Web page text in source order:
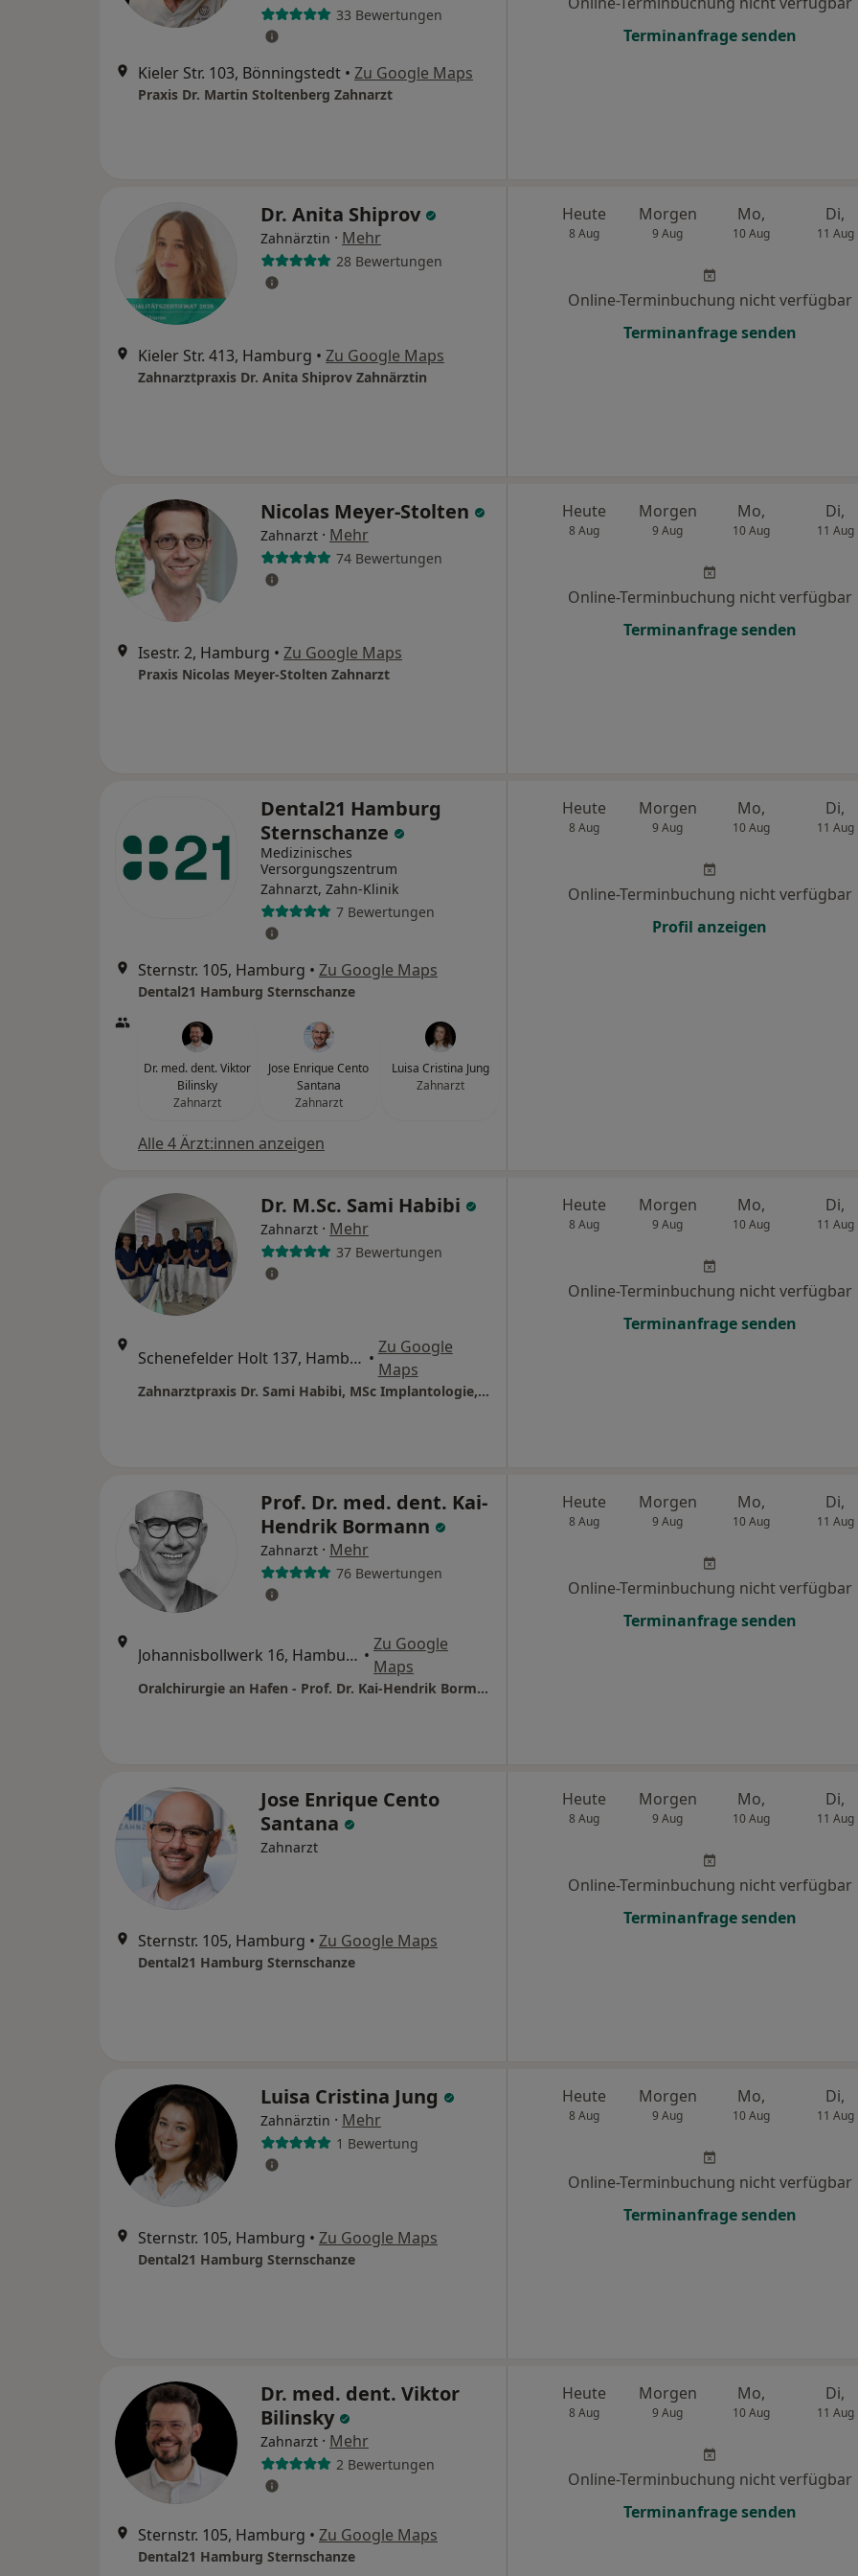
33 Bewertungen
Kieler Str. 103, Bönningstedt • Zu Google Maps
Praxis Dr. Martin Stoltenberg Zahnarzt
Terminanfrage senden
Dr. Anita Shiprov
Zahnärztin · Mehr
28 Bewertungen
Kieler Str. 413, Hamburg • Zu Google Maps
Zahnarztpraxis Dr. Anita Shiprov Zahnärztin
Heute
8 Aug
Morgen
9 Aug
Mo,
10 Aug
Di,
11 Aug
Online-Terminbuchung nicht verfügbar
Terminanfrage senden
Nicolas Meyer-Stolten
Zahnarzt · Mehr
74 Bewertungen
Isestr. 2, Hamburg • Zu Google Maps
Praxis Nicolas Meyer-Stolten Zahnarzt
Heute
8 Aug
Morgen
9 Aug
Mo,
10 Aug
Di,
11 Aug
Online-Terminbuchung nicht verfügbar
Terminanfrage senden
Dental21 Hamburg
Sternschanze
Medizinisches
Versorgungszentrum
Zahnarzt, Zahn-Klinik
7 Bewertungen
Sternstr. 105, Hamburg • Zu Google Maps
Dental21 Hamburg Sternschanze
Dr. med. dent. Viktor
Bilinsky
Zahnarzt
Jose Enrique Cento
Santana
Zahnarzt
Luisa Cristina Jung
Zahnarzt
Alle 4 Ärzt:innen anzeigen
Heute
8 Aug
Morgen
9 Aug
Mo,
10 Aug
Di,
11 Aug
Online-Terminbuchung nicht verfügbar
Profil anzeigen
Dr. M.Sc. Sami Habibi
Zahnarzt · Mehr
37 Bewertungen
Schenefelder Holt 137, Hamburg •
Zu Google
Maps
Zahnarztpraxis Dr. Sami Habibi, MSc Implantologie, Parodontologie
Heute
8 Aug
Morgen
9 Aug
Mo,
10 Aug
Di,
11 Aug
Online-Terminbuchung nicht verfügbar
Terminanfrage senden
Prof. Dr. med. dent. Kai-
Hendrik Bormann
Zahnarzt · Mehr
76 Bewertungen
Johannisbollwerk 16, Hamburg •
Zu Google
Maps
Oralchirurgie an Hafen - Prof. Dr. Kai-Hendrik Bormann
Heute
8 Aug
Morgen
9 Aug
Mo,
10 Aug
Di,
11 Aug
Online-Terminbuchung nicht verfügbar
Terminanfrage senden
Jose Enrique Cento
Santana
Zahnarzt
Sternstr. 105, Hamburg • Zu Google Maps
Dental21 Hamburg Sternschanze
Heute
8 Aug
Morgen
9 Aug
Mo,
10 Aug
Di,
11 Aug
Online-Terminbuchung nicht verfügbar
Terminanfrage senden
Luisa Cristina Jung
Zahnärztin · Mehr
1 Bewertung
Sternstr. 105, Hamburg • Zu Google Maps
Dental21 Hamburg Sternschanze
Heute
8 Aug
Morgen
9 Aug
Mo,
10 Aug
Di,
11 Aug
Online-Terminbuchung nicht verfügbar
Terminanfrage senden
Dr. med. dent. Viktor
Bilinsky
Zahnarzt · Mehr
2 Bewertungen
Sternstr. 105, Hamburg • Zu Google Maps
Dental21 Hamburg Sternschanze
Heute
8 Aug
Morgen
9 Aug
Mo,
10 Aug
Di,
11 Aug
Online-Terminbuchung nicht verfügbar
Terminanfrage senden